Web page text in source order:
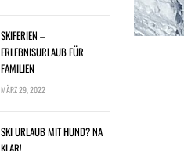
SKIFERIEN –
ERLEBNISURLAUB FÜR
FAMILIEN
MÄRZ 29, 2022
SKI URLAUB MIT HUND? NA
KLAR!